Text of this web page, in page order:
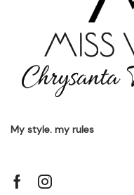
My style. my rules